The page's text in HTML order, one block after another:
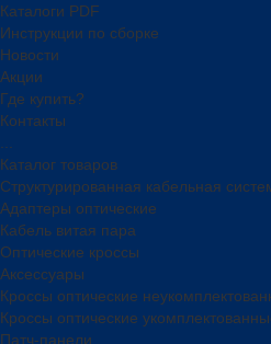
Каталоги PDF
Инструкции по сборке
Новости
Акции
Где купить?
Контакты
Каталог товаров
Структурированная кабельная
Адаптеры оптические
Кабель витая пара
Оптические кроссы
Аксессуары
Кроссы оптические
Кроссы оптические
Патч-панели